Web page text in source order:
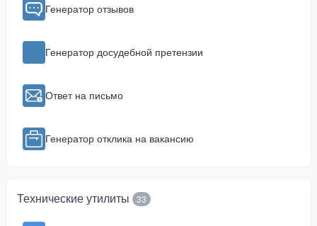
Генератор отзывов
Генератор досудебной претензии
Ответ на письмо
Генератор отклика на вакансию
Технические утилиты 33